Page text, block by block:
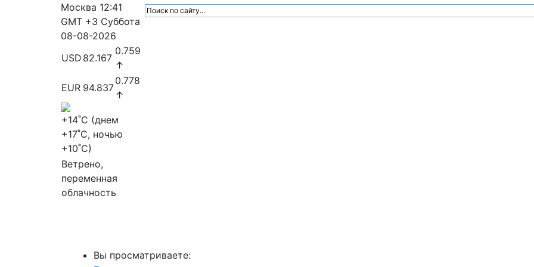
Москва 12:41
GMT +3 Суббота
08-08-2026
USD 82.167
0.759
↑
EUR 94.837
0.778
↑
+14˚C (днем
+17˚C, ночью
+10˚C)
Ветрено,
переменная
облачность
Вы просматриваете: